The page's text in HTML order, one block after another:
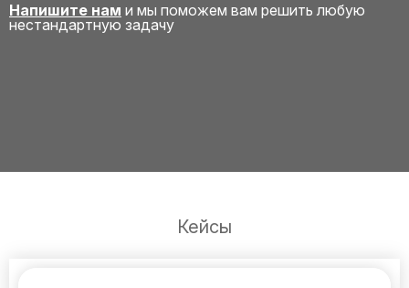
Напишите нам и мы поможем вам решить любую
нестандартную задачу
Кейсы